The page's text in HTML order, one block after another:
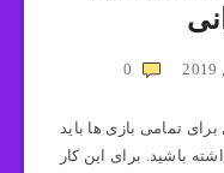
0
تمامی بازی ها باید
باشید. برای این کار